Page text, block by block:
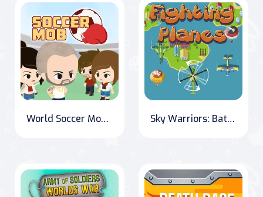
World Soccer Mob: Rise to the Top Sky Warriors: Battle Above the Clouds